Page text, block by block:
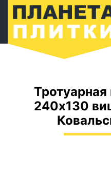
240х130